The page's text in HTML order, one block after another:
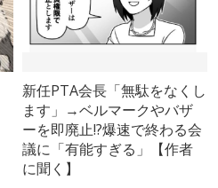
新任PTA会長「無駄をなくし
ます」→ベルマークやバザ
ーを即廃止!?爆速で終わる会
議に「有能すぎる」【作者
に聞く】